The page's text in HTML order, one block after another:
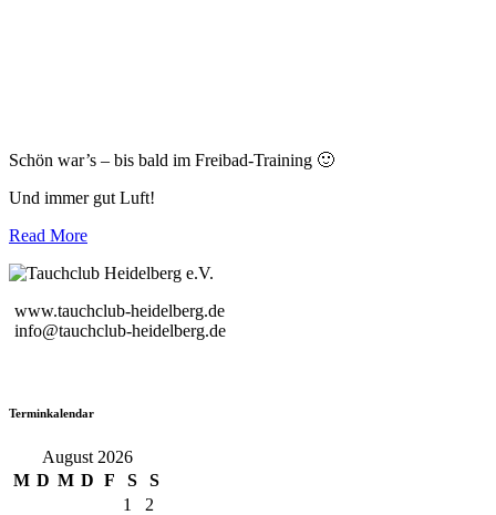
Schön war’s – bis bald im Freibad-Training 🙂
Und immer gut Luft!
Read More
www.tauchclub-heidelberg.de
info@tauchclub-heidelberg.de
Terminkalendar
August 2026
M D M D F S
S
1
2